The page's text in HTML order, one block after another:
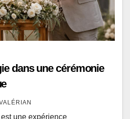
dans une cérémonie
une expérience